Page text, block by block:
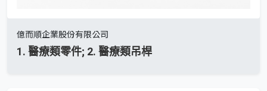
億而順企業股份有限公司
1. 醫療類零件; 2. 醫療類吊桿